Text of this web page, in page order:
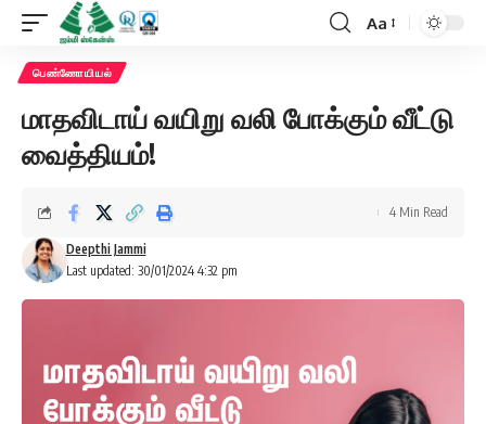
Font
Aa
பெண்ணோயியல்
மாதவிடாய் வயிறு வலி போக்கும் வீட்டு
வைத்தியம்!
Last updated: 30/01/2024 4:32 pm
Deepthi Jammi
4 Min Read